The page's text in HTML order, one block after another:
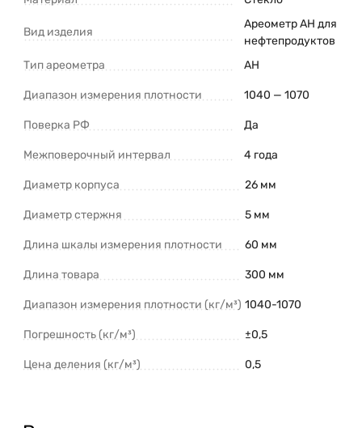
Вид изделия
Ареометр АН для
нефтепродуктов
Тип ареометра
АН
Диапазон измерения плотности 1040 — 1070
Поверка РФ Да
Межповерочный интервал 4 года
Диаметр корпуса 26 мм
Диаметр стержня 5 мм
Длина шкалы измерения плотности 60 мм
Длина товара 300 мм
Диапазон измерения плотности (кг/м³) 1040-1070
Погрешность (кг/м³) ±0,5
Цена деления (кг/м³) 0,5